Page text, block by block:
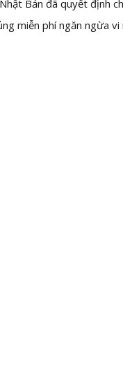
Bản đã quyết định
miễn phí ngăn ngừa